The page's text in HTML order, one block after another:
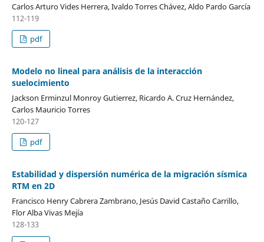
Carlos Arturo Vides Herrera, Ivaldo Torres Chávez, Aldo Pardo García
112-119
pdf
Modelo no lineal para análisis de la interacción
suelocimiento
Jackson Erminzul Monroy Gutierrez, Ricardo A. Cruz Hernández,
Carlos Mauricio Torres
120-127
pdf
Estabilidad y dispersión numérica de la migración sísmica
RTM en 2D
Francisco Henry Cabrera Zambrano, Jesús David Castaño Carrillo,
Flor Alba Vivas Mejía
128-133